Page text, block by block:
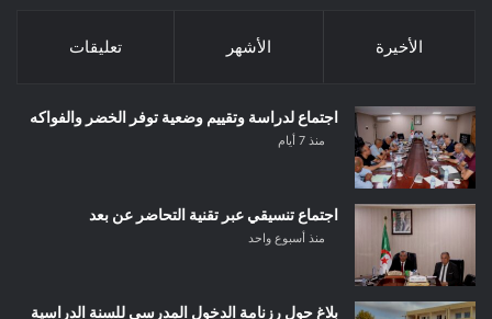
الأخيرة الأشهر تعليقات
اجتماع لدراسة وتقييم وضعية توفر الخضر والفواكه
منذ 7 أيام
اجتماع تنسيقي عبر تقنية التحاضر عن بعد
منذ أسبوع واحد
بلاغ حول رزنامة الدخول المدرسي للسنة الدراسية